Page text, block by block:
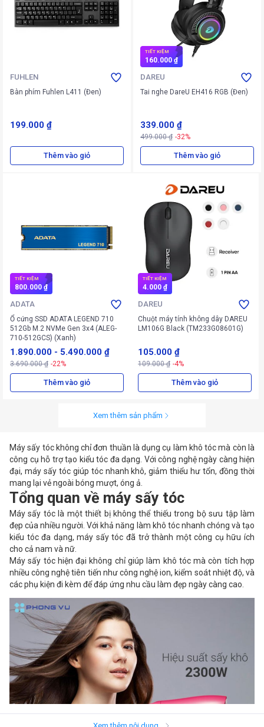
FUHLEN
Bàn phím Fuhlen L411 (Đen)
199.000 ₫
Thêm vào giỏ
TIẾT KIỆM
160.000 ₫
DAREU
Tai nghe DareU EH416 RGB (Đen)
339.000 ₫
499.000 ₫ -32%
Thêm vào giỏ
TIẾT KIỆM
800.000 ₫
ADATA
Ổ cứng SSD ADATA LEGEND 710
512Gb M.2 NVMe Gen 3x4 (ALEG-
710-512GCS) (Xanh)
1.890.000 - 5.490.000 ₫
3.690.000 ₫ -22%
Thêm vào giỏ
TIẾT KIỆM
4.000 ₫
DAREU
Chuột máy tính không dây DAREU
LM106G Black (TM233G08601G)
105.000 ₫
109.000 ₫ -4%
Thêm vào giỏ
Xem thêm sản phẩm
Máy sấy tóc không chỉ đơn thuần là dụng cụ làm khô tóc mà còn là
công cụ hỗ trợ tạo kiểu tóc đa dạng. Với công nghệ ngày càng hiện
đại, máy sấy tóc giúp tóc nhanh khô, giảm thiểu hư tổn, đồng thời
mang lại vẻ ngoài bóng mượt, óng ả.
Tổng quan về máy sấy tóc
Máy sấy tóc là một thiết bị không thể thiếu trong bộ sưu tập làm
đẹp của nhiều người. Với khả năng làm khô tóc nhanh chóng và tạo
kiểu tóc đa dạng, máy sấy tóc đã trở thành một công cụ hữu ích
cho cả nam và nữ.
Máy sấy tóc hiện đại không chỉ giúp làm khô tóc mà còn tích hợp
nhiều công nghệ tiên tiến như công nghệ ion, kiểm soát nhiệt độ, và
các phụ kiện đi kèm để đáp ứng nhu cầu làm đẹp ngày càng cao.